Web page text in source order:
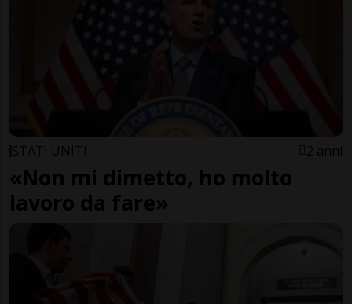
STATI UNITI 2 anni
«Non mi dimetto, ho molto
lavoro da fare»